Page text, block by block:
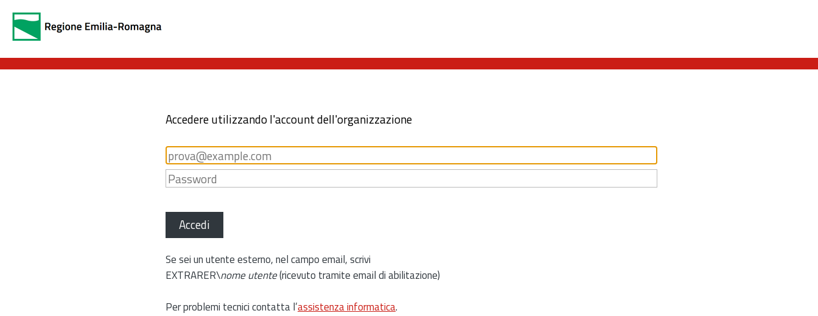
Accedere utilizzando l'account dell'organizzazione
Accedi
Se sei un utente esterno, nel campo email, scrivi
EXTRARER\nome utente(ricevuto tramite email di abilitazione)
Per problemi tecnici contatta l’assistenza informatica.